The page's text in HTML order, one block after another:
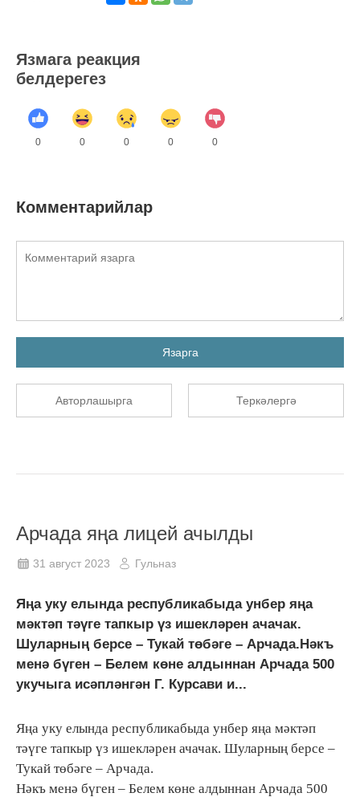
Язмага реакция
белдерегез
0 0 0 0 0
Комментарийлар
Язарга
Авторлашырга Теркәлергә
Арчада яңа лицей ачылды
31 август 2023 Гульназ
Яңа уку елында республикабыда унбер яңа
мәктәп тәүге тапкыр үз ишекләрен ачачак.
Шуларның берсе – Тукай төбәге – Арчада.Нәкъ
менә бүген – Белем көне алдыннан Арчада 500
укучыга исәпләнгән Г. Курсави и...
Яңа уку елында республикабыда унбер яңа мәктәп
тәүге тапкыр үз ишекләрен ачачак. Шуларның берсе –
Тукай төбәге – Арчада.
Нәкъ менә бүген – Белем көне алдыннан Арчада 500